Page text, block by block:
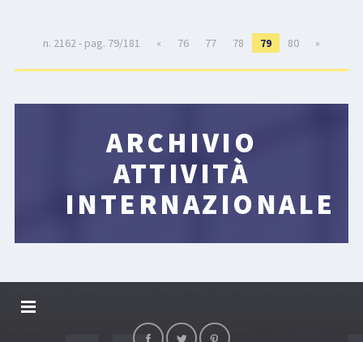
n. 2162 - pag. 79/181 « 76 77 78 79 80 »
ARCHIVIO
ATTIVITÀ
INTERNAZIONALE
DALLARIVOLLEY SOSTIENE